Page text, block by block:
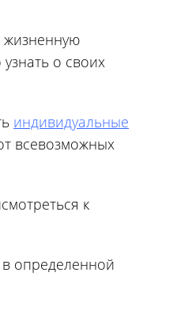
жизненную
о своих
индивидуальные
всевозможных
к
в определенной